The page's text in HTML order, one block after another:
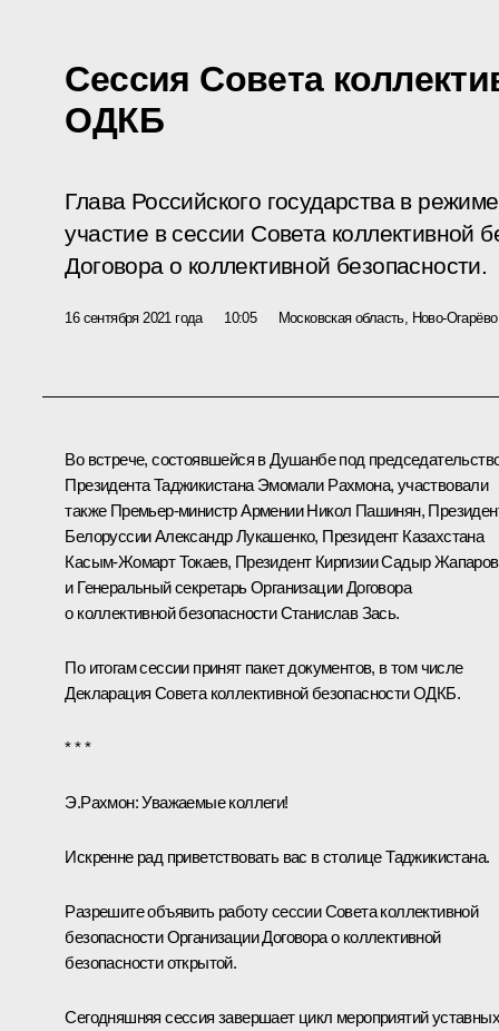
Сессия Совета
ОДКБ
Глава Российского государства в
участие в сессии Совета коллективной
Договора о коллективной безопасности.
16 сентября 2021 года 10:05 Московская область, Ново-Огарёво
Во встрече, состоявшейся в Душанбе под
Президента Таджикистана Эмомали Рахмона, участвовали
также Премьер-министр АрменииНикол Пашинян,
БелоруссииАлександр Лукашенко, Президент Казахстана
Касым-Жомарт Токаев, Президент КиргизииСадыр Жапаров
и Генеральный секретарь Организации Договора
о коллективной безопасности Станислав Зась.
По итогам сессии принят пакет документов, в том числе
Декларация Совета коллективной безопасности ОДКБ.
* * *
Э.Рахмон:Уважаемые коллеги!
Искренне рад приветствовать вас в столице Таджикистана.
Разрешите объявить работу сессии Совета коллективной
безопасности Организации Договора о коллективной
безопасности открытой.
Сегодняшняя сессия завершает цикл мероприятий уставных